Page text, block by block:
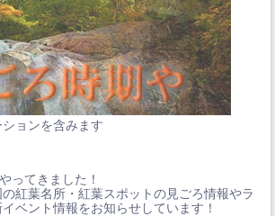
ョンを含みます
ってきました！
紅葉名所・紅葉スポットの見ごろ情報やラ
ベント情報をお知らせしています！